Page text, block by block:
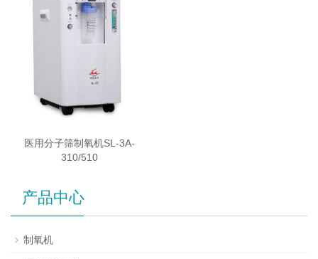
医用分子筛制氧机SL-3A-
310/510
产品中心
制氧机